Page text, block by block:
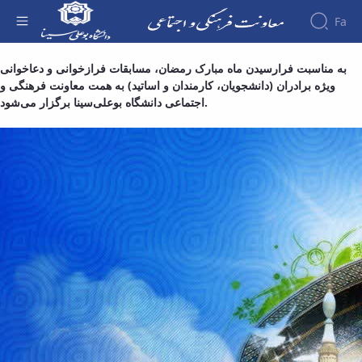
Fa
About the
Vice-
Chancellery
About
Responsibilities
Vice-
Chancellery
Organizational
structure
Director
of
به مناسبت فرارسیدن ماه مبارک رمضان، مسابقات فرازخوانی و دعاخوانی
ویژه برادران (دانشجویان، کارمندان و اساتید) به همت معاونت فرهنگی و
اجتماعی دانشگاه بوعلی‌سینا برگزار می‌شود.